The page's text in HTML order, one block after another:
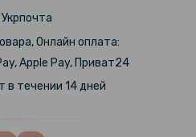
грн
для Samsung Galaxy A17 4G
Онлайн оплата:
Apple Pay, Приват24
в течении 14 дней